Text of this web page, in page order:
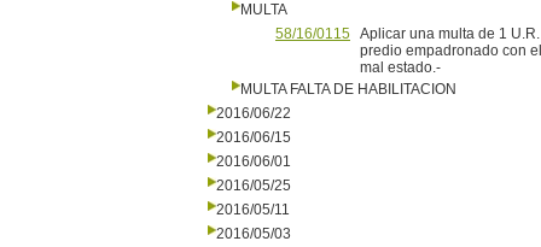
MULTA
58/16/0115 Aplicar una multa de 1
predio empadronado con
mal estado.-
MULTA FALTA DE HABILITACION
2016/06/22
2016/06/15
2016/06/01
2016/05/25
2016/05/11
2016/05/03